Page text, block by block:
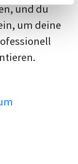
und du
um deine